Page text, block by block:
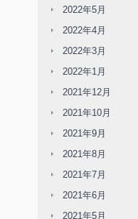
2022年5月
2022年4月
2022年3月
2022年1月
2021年12月
2021年10月
2021年9月
2021年8月
2021年7月
2021年6月
2021年5月